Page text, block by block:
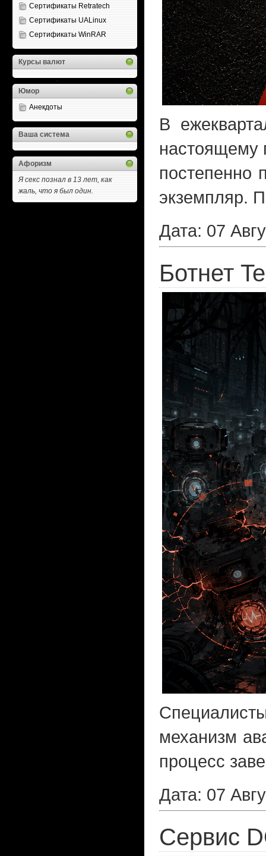
Сертификаты Retratech
Сертификаты UALinux
Сертификаты WinRAR
Курсы валют
Юмор
Анекдоты
Ваша система
Афоризм
Я секс познал в 13 лет, как
жаль, что я был один.
В
настоящему
постепенно
экземпляр.
Дата: 07
Ботнет
механизм
процесс
Дата: 07
Сервис